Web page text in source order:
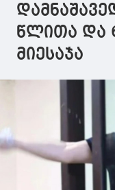
წლითა და
მიესაჯა